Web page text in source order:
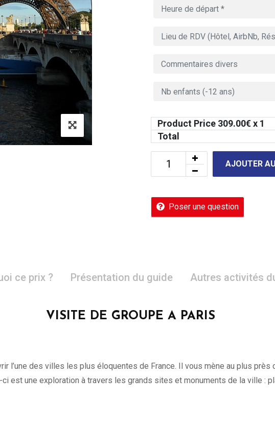
Product Price 309.00€ x 1
Total
AJOUTER
Poser une question
ce prix ? Présentation du guide Autres activités
VISITE DE GROUPE A PARIS
l’une des villes les plus éloquentes de France. Il vous mène au plus près
est une exploration à travers les grands sites et monuments de la ville :